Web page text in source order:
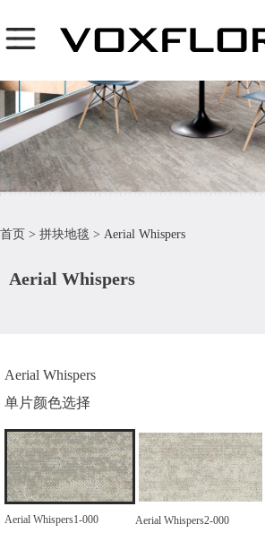
首页 > 拼块地毯 > Aerial Whispers
Aerial Whispers
Aerial Whispers
单片颜色选择
Aerial Whispers1-000 Aerial Whispers2-000